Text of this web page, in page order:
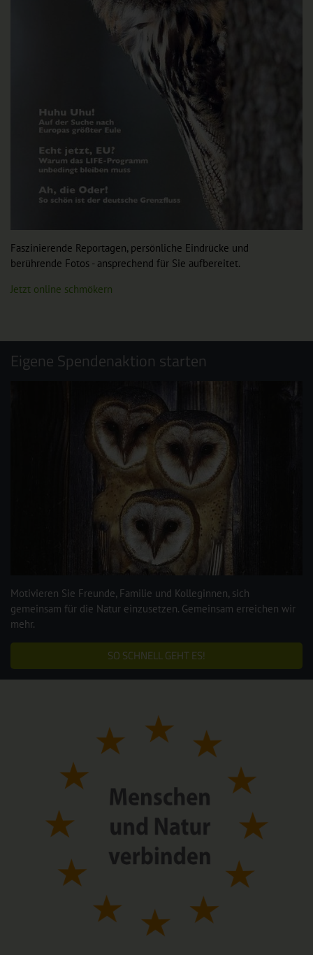
Faszinierende Reportagen, persönliche Eindrücke und
berührende Fotos - ansprechend für Sie aufbereitet.
Jetzt online schmökern
Eigene Spendenaktion starten
Motivieren Sie Freunde, Familie und Kolleginnen, sich
gemeinsam für die Natur einzusetzen. Gemeinsam erreichen wir
mehr.
SO SCHNELL GEHT ES!